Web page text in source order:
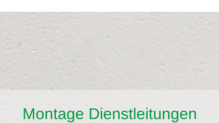
Montage Dienstleitungen